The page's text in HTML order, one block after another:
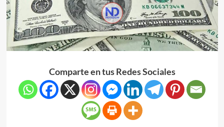
Comparte en tus Redes Sociales